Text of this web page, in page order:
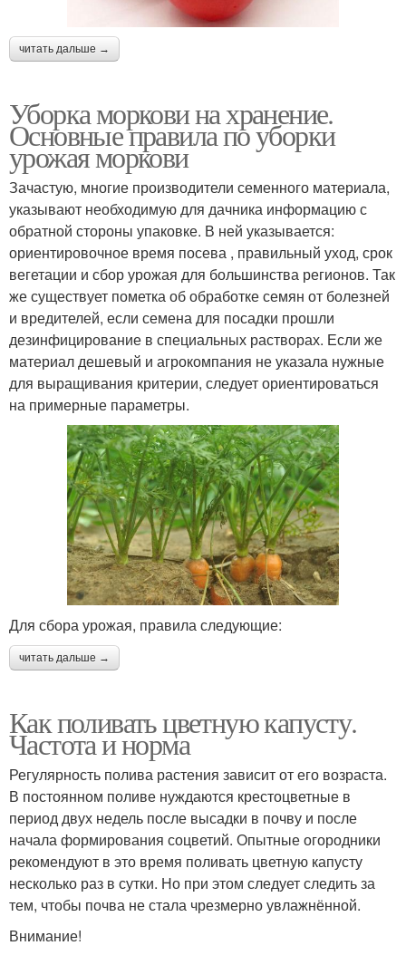
читать дальше →
Уборка моркови на хранение.
Основные правила по уборки
урожая моркови
Зачастую, многие производители семенного материала,
указывают необходимую для дачника информацию с
обратной стороны упаковке. В ней указывается:
ориентировочное время посева , правильный уход, срок
вегетации и сбор урожая для большинства регионов. Так
же существует пометка об обработке семян от болезней
и вредителей, если семена для посадки прошли
дезинфицирование в специальных растворах. Если же
материал дешевый и агрокомпания не указала нужные
для выращивания критерии, следует ориентироваться
на примерные параметры.
Для сбора урожая, правила следующие:
читать дальше →
Как поливать цветную капусту.
Частота и норма
Регулярность полива растения зависит от его возраста.
В постоянном поливе нуждаются крестоцветные в
период двух недель после высадки в почву и после
начала формирования соцветий. Опытные огородники
рекомендуют в это время поливать цветную капусту
несколько раз в сутки. Но при этом следует следить за
тем, чтобы почва не стала чрезмерно увлажнённой.
Внимание!